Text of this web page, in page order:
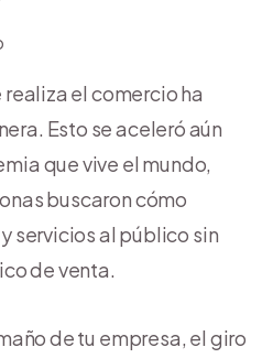
realiza el comercio ha
Esto se aceleró aún
que vive el mundo,
buscaron cómo
servicios al público sin
de venta.
de tu empresa, el giro